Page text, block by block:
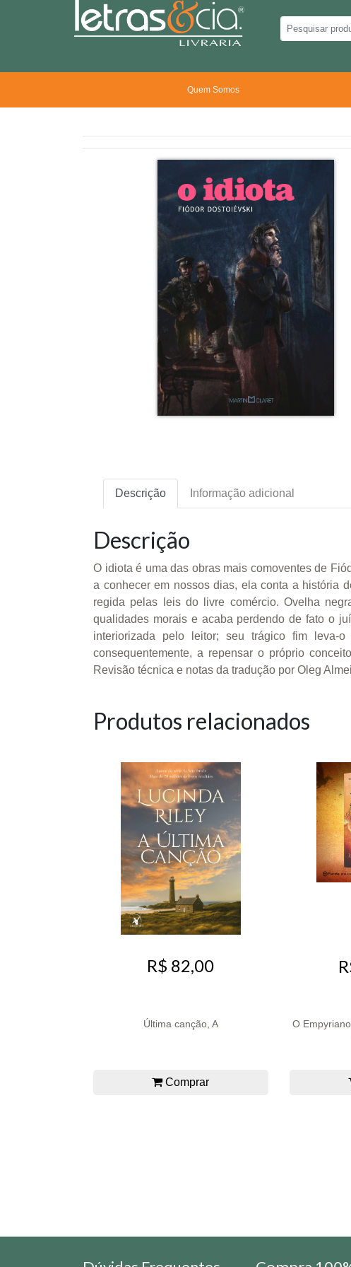
Quem Somos
Descrição Informação adicional
Descrição
O idiota é uma das obras mais comoventes de
a conhecer em nossos dias, ela conta a história
regida pelas leis do livre comércio. Ovelha
qualidades morais e acaba perdendo de fato o
interiorizada pelo leitor; seu trágico fim
consequentemente, a repensar o próprio
Revisão técnica e notas da tradução por Oleg
Produtos relacionados
R$ 82,00
Última canção, A
Comprar
O